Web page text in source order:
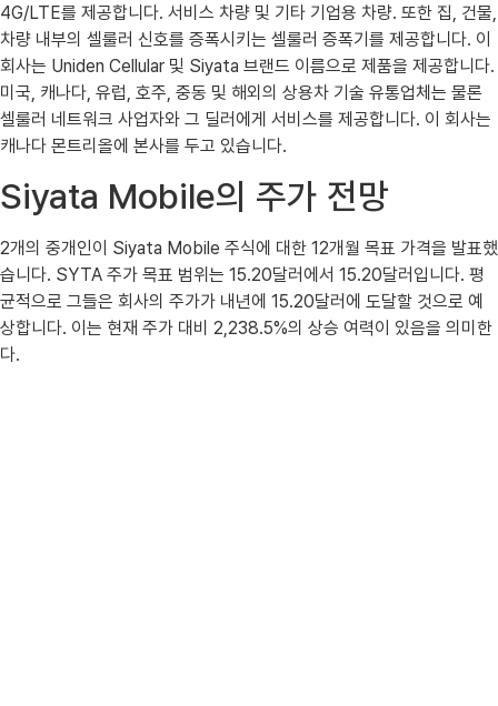
4G/LTE를 제공합니다. 서비스 차량 및 기타 기업용 차량. 또한 집, 건물,
차량 내부의 셀룰러 신호를 증폭시키는 셀룰러 증폭기를 제공합니다. 이
회사는 Uniden Cellular 및 Siyata 브랜드 이름으로 제품을 제공합니다.
미국, 캐나다, 유럽, 호주, 중동 및 해외의 상용차 기술 유통업체는 물론
셀룰러 네트워크 사업자와 그 딜러에게 서비스를 제공합니다. 이 회사는
캐나다 몬트리올에 본사를 두고 있습니다.
Siyata Mobile의 주가 전망
2개의 중개인이 Siyata Mobile 주식에 대한 12개월 목표 가격을 발표했
습니다. SYTA 주가 목표 범위는 15.20달러에서 15.20달러입니다. 평
균적으로 그들은 회사의 주가가 내년에 15.20달러에 도달할 것으로 예
상합니다. 이는 현재 주가 대비 2,238.5%의 상승 여력이 있음을 의미한
다.